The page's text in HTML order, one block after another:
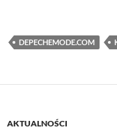
DEPECHEMODE.COM
AKTUALNOŚCI